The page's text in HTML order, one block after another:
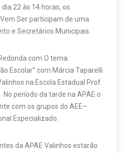
22 às 14 horas, os
Ser participam de uma
e Secretários Municipais.
com O tema:
Escolar” com Márcia Taparelli
na Escola Estadual Prof.
período da tarde na APAE o
com os grupos do AEE–
Especializado.
da APAE Valinhos estarão